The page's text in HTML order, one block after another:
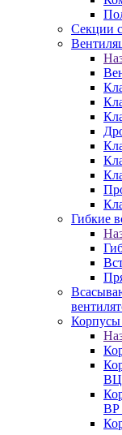
Секции
Гибкие
Корпусы
ВЦ
ВР